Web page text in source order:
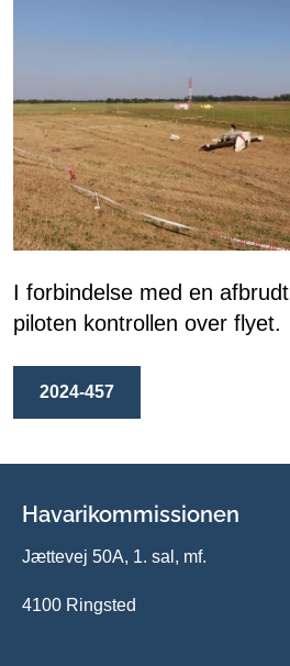
I forbindelse med en
piloten kontrollen over flyet.
2024-457
Havarikommissionen
Jættevej 50A, 1. sal, mf.
4100 Ringsted